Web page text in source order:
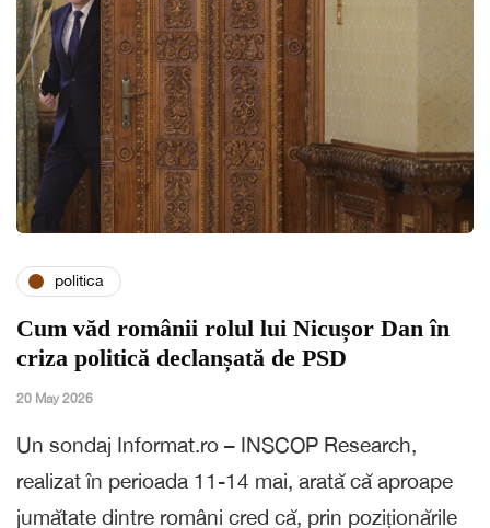
politica
Cum văd românii rolul lui Nicușor Dan în
criza politică declanșată de PSD
20 May 2026
Un sondaj Informat.ro – INSCOP Research,
realizat în perioada 11-14 mai, arată că aproape
jumătate dintre români cred că, prin poziționările